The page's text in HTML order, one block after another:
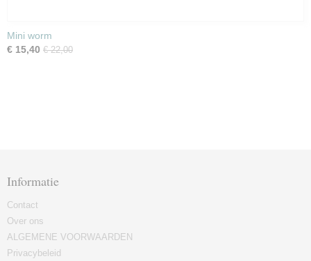
Mini worm
€ 15,40 € 22,00
Informatie
Contact
Over ons
ALGEMENE VOORWAARDEN
Privacybeleid